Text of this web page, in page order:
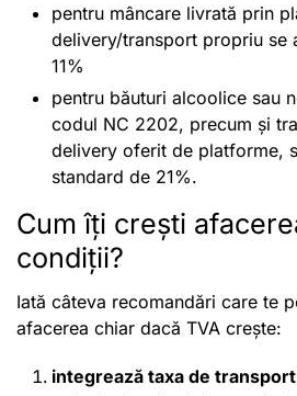
pentru mâncare livrată prin
delivery/transport propriu se
11%
pentru băuturi alcoolice sau
codul NC 2202, precum și
delivery oferit de platforme,
standard de 21%.
Cum îți crești
condiții?
Iată câteva recomandări care te
afacerea chiar dacă TVA crește:
integrează taxa de